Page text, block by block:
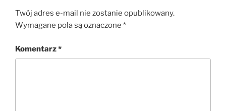
Twój adres e-mail nie zostanie opublikowany.
Wymagane pola są oznaczone *
Komentarz*